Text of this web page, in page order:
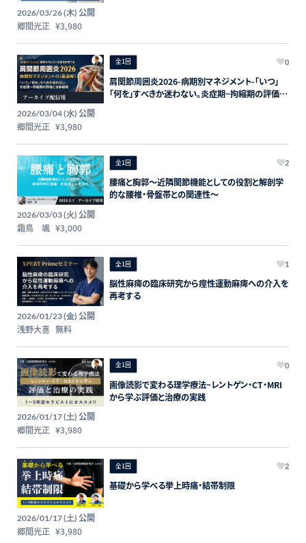
2026/03/26 (木) 公開
郷間光正 ¥3,980
全1回 0
肩関節周囲炎2026-病期別マネジメント-「いつ」
「何を」すべきか迷わない。炎症期~拘縮期の評価と
2026/03/04 (水) 公開
郷間光正 ¥3,980
全1回 2
腰痛と胸郭〜近隣関節機能としての役割と解剖学
的な腰椎・骨盤帯との関連性〜
2026/03/03 (火) 公開
霜鳥 颯 ¥3,000
全1回 1
脳性麻痺の臨床研究から痙性運動麻痺への介入を
再考する
2026/01/23 (金) 公開
浅野大喜 無料
全1回 0
画像読影で変わる理学療法~レントゲン・CT・MRI
から学ぶ評価と治療の実践
2026/01/17 (土) 公開
郷間光正 ¥3,980
全1回 2
基礎から学べる挙上時痛・結帯制限
2026/01/17 (土) 公開
郷間光正 ¥3,980